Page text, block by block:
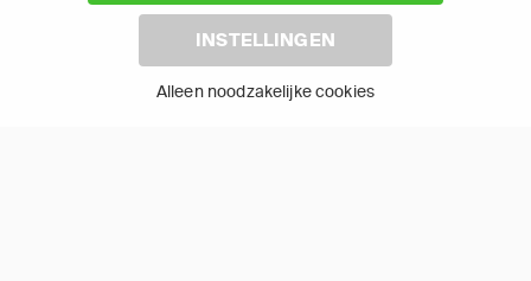
INSTELLINGEN
Alleen noodzakelijke cookies
APP TV PLUS
KIJK 30 DAGEN GRATIS